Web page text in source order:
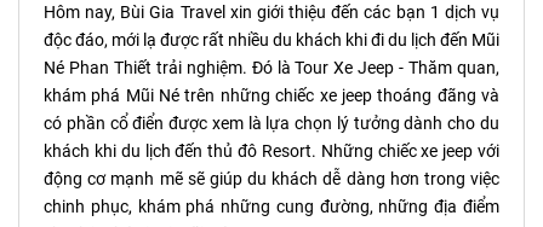
Hôm nay, Bùi Gia Travel xin giới thiệu đến các bạn 1 dịch vụ
độc đáo, mới lạ được rất nhiều du khách khi đi du lịch đến Mũi
Né Phan Thiết trải nghiệm. Đó là Tour Xe Jeep - Thăm quan,
khám phá Mũi Né trên những chiếc xe jeep thoáng đãng và
có phần cổ điển được xem là lựa chọn lý tưởng dành cho du
khách khi du lịch đến thủ đô Resort. Những chiếc xe jeep với
động cơ mạnh mẽ sẽ giúp du khách dễ dàng hơn trong việc
chinh phục, khám phá những cung đường, những địa điểm